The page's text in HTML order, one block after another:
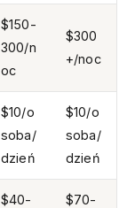
$150-
300/n
oc
$300
+/noc
$10/o
soba/
dzień
$10/o
soba/
dzień
$40-
$70-